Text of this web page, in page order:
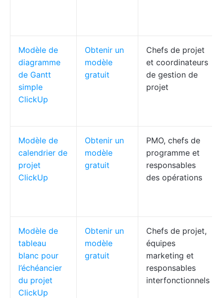
Modèle de
diagramme
de Gantt
simple
ClickUp
Obtenir un
modèle
gratuit
Chefs de projet
et coordinateurs
de gestion de
projet
Modèle de
calendrier de
projet
ClickUp
Obtenir un
modèle
gratuit
PMO, chefs de
programme et
responsables
des opérations
Modèle de
tableau
blanc pour
l’échéancier
du projet
ClickUp
Obtenir un
modèle
gratuit
Chefs de projet,
équipes
marketing et
responsables
interfonctionnels